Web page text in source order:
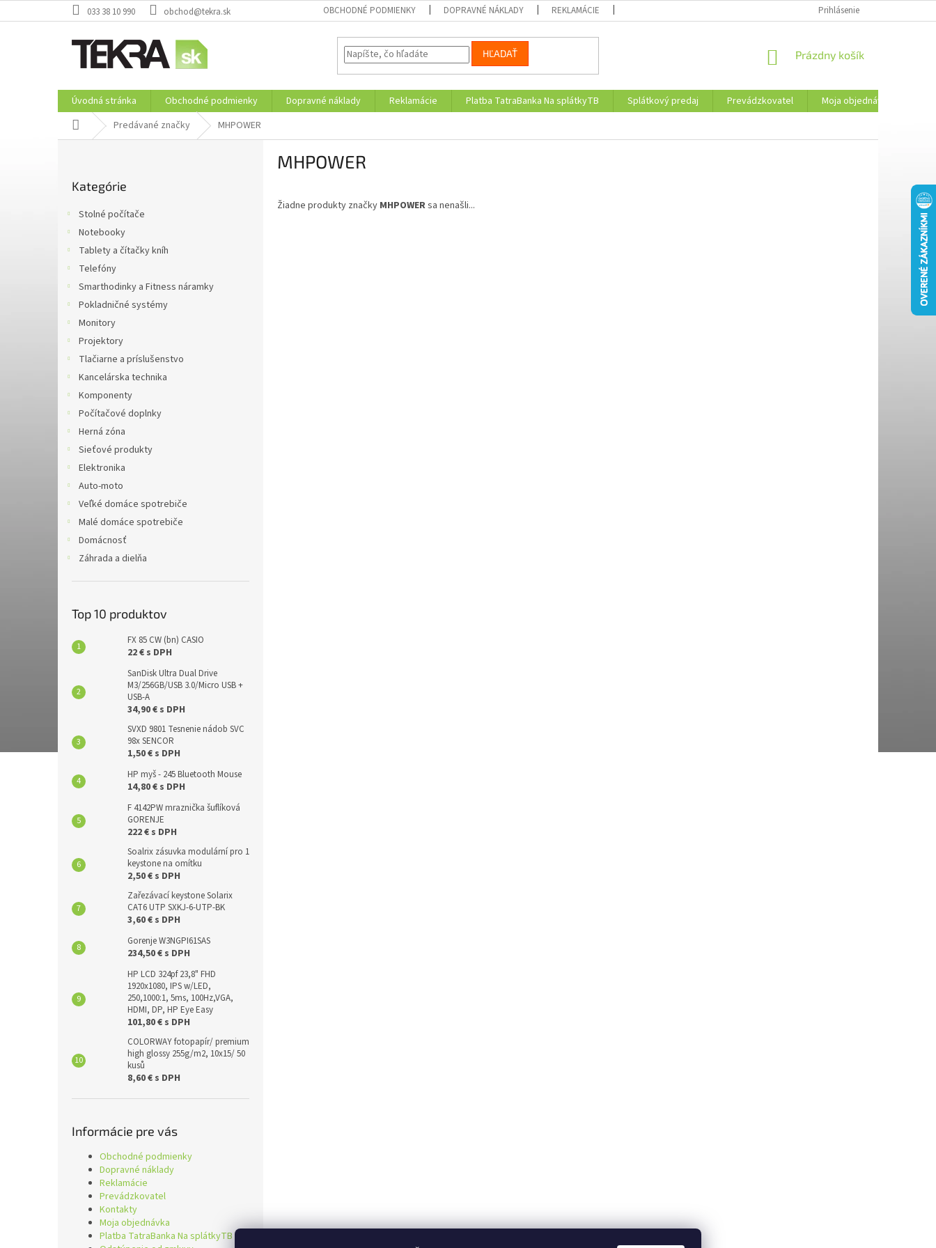
na
033 38 10 990 obchod@tekra.sk OBCHODNÉ PODMIENKY DOPRAVNÉ NÁKLADY REKLAMÁCIE MOJA OBJEDNÁVKA
Prihlásenie
HĽADAŤ
NÁKUPNÝ
Prázdny košík
Úvodná stránka Obchodné podmienky Dopravné náklady Reklamácie Platba TatraBanka Na splátkyTB Splátkový predaj Prevádzkovatel Moja objednávka
DomovPredávané značky MHPOWER
kategórie
Kategórie
Stolné počítače
Notebooky
Tablety a čítačky kníh
Telefóny
Smarthodinky a Fitness náramky
Pokladničné systémy
Monitory
Projektory
Tlačiarne a príslušenstvo
Kancelárska technika
Komponenty
Počítačové doplnky
Herná zóna
Sieťové produkty
Elektronika
Auto-moto
Veľké domáce spotrebiče
Malé domáce spotrebiče
Domácnosť
Záhrada a dielňa
Top 10 produktov
FX 85 CW (bn) CASIO
22 € s DPH
SanDisk Ultra Dual Drive
M3/256GB/USB 3.0/Micro USB +
USB-A
34,90 € s DPH
SVXD 9801 Tesnenie nádob SVC
98x SENCOR
1,50 € s DPH
HP myš - 245 Bluetooth Mouse
14,80 € s DPH
F 4142PW mraznička šuflíková
GORENJE
222 € s DPH
Soalrix zásuvka modulární pro 1
keystone na omítku
2,50 € s DPH
Zařezávací keystone Solarix
CAT6 UTP SXKJ-6-UTP-BK
3,60 € s DPH
Gorenje W3NGPI61SAS
234,50 € s DPH
HP LCD 324pf 23,8" FHD
1920x1080, IPS w/LED,
250,1000:1, 5ms, 100Hz,VGA,
HDMI, DP, HP Eye Easy
101,80 € s DPH
COLORWAY fotopapír/ premium
high glossy 255g/m2, 10x15/ 50
kusů
8,60 € s DPH
Informácie pre vás
Obchodné podmienky
Dopravné náklady
Reklamácie
Prevádzkovatel
Kontakty
Moja objednávka
Platba TatraBanka Na splátkyTB
MHPOWER
Žiadne produkty značky MHPOWERsa nenašli...